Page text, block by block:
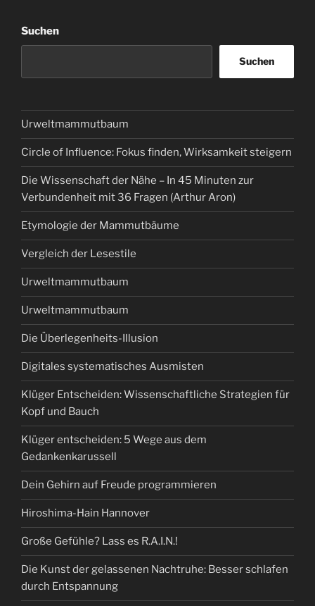
Suchen
Suchen
Urweltmammutbaum
Circle of Influence: Fokus finden, Wirksamkeit steigern
Die Wissenschaft der Nähe – In 45 Minuten zur
Verbundenheit mit 36 Fragen (Arthur Aron)
Etymologie der Mammutbäume
Vergleich der Lesestile
Urweltmammutbaum
Urweltmammutbaum
Die Überlegenheits-Illusion
Digitales systematisches Ausmisten
Klüger Entscheiden: Wissenschaftliche Strategien für
Kopf und Bauch
Klüger entscheiden: 5 Wege aus dem
Gedankenkarussell
Dein Gehirn auf Freude programmieren
Hiroshima-Hain Hannover
Große Gefühle? Lass es R.A.I.N.!
Die Kunst der gelassenen Nachtruhe: Besser schlafen
durch Entspannung